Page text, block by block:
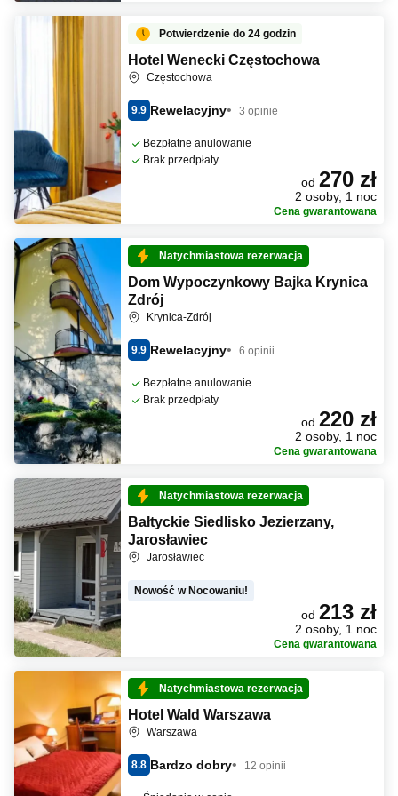
Potwierdzenie do 24 godzin
Hotel Wenecki Częstochowa
Częstochowa
9.9 Rewelacyjny 3 opinie
Bezpłatne anulowanie
Brak przedpłaty
od 270 zł
2 osoby, 1 noc
Cena gwarantowana
Natychmiastowa rezerwacja
Dom Wypoczynkowy Bajka Krynica
Zdrój
Krynica-Zdrój
9.9 Rewelacyjny 6 opinii
Bezpłatne anulowanie
Brak przedpłaty
od 220 zł
2 osoby, 1 noc
Cena gwarantowana
Natychmiastowa rezerwacja
Bałtyckie Siedlisko Jezierzany,
Jarosławiec
Jarosławiec
Nowość w Nocowaniu!
od 213 zł
2 osoby, 1 noc
Cena gwarantowana
Natychmiastowa rezerwacja
Hotel Wald Warszawa
Warszawa
8.8 Bardzo dobry 12 opinii